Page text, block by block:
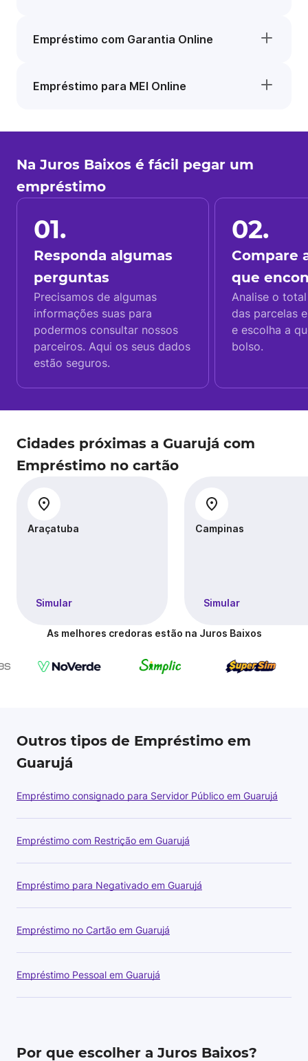
Empréstimo com Garantia Online
Empréstimo para MEI Online
Na Juros Baixos é fácil pegar um
empréstimo
01.
Responda algumas
perguntas
Precisamos de algumas
informações suas para
podermos consultar nossos
parceiros. Aqui os seus dados
estão seguros.
02.
Compare
que
Analise o
das parcelas
e escolha a
bolso.
Cidades próximas a Guarujá com
Empréstimo no cartão
Araçatuba
Simular
Campinas
Simular
As melhores credoras estão na Juros Baixos
Outros tipos de Empréstimo em
Guarujá
Empréstimo consignado para Servidor Público em Guarujá
Empréstimo com Restrição em Guarujá
Empréstimo para Negativado em Guarujá
Empréstimo no Cartão em Guarujá
Empréstimo Pessoal em Guarujá
Por que escolher a Juros Baixos?